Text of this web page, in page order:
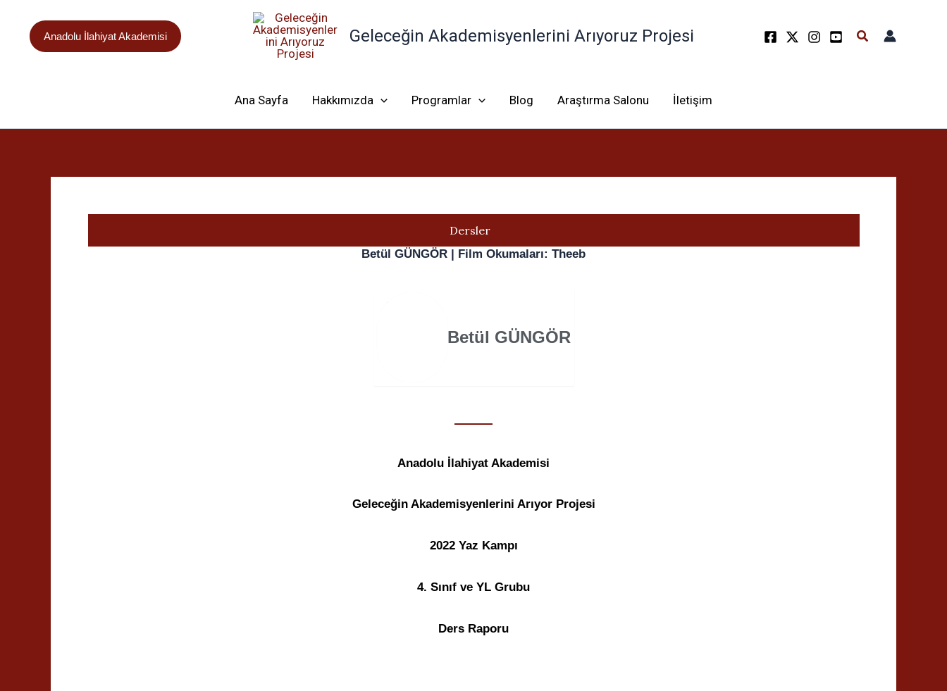
Anadolu İlahiyat Akademisi Geleceğin Akademisyenlerini Arıyoruz Projesi Arama
Ana Sayfa Hakkımızda Programlar Blog Araştırma Salonu İletişim
Dersler
Betül GÜNGÖR | Film Okumaları: Theeb
Betül GÜNGÖR
Anadolu İlahiyat Akademisi
Geleceğin Akademisyenlerini Arıyor Projesi
2022 Yaz Kampı
4. Sınıf ve YL Grubu
Ders Raporu